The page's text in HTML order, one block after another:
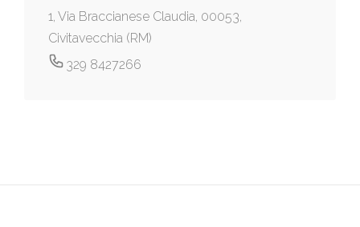
1, Via Braccianese Claudia, 00053,
Civitavecchia (RM)
329 8427266